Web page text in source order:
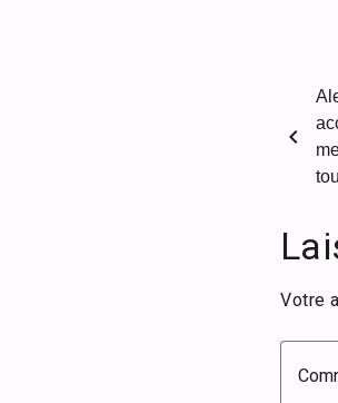
chevron_left
Votre